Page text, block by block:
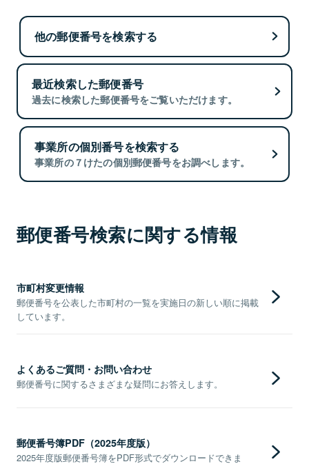
他の郵便番号を検索する
最近検索した郵便番号
過去に検索した郵便番号をご覧いただけます。
事業所の個別番号を検索する
事業所の７けたの個別郵便番号をお調べします。
郵便番号検索に関する情報
市町村変更情報
郵便番号を公表した市町村の一覧を実施日の新しい順に掲載
しています。
よくあるご質問・お問い合わせ
郵便番号に関するさまざまな疑問にお答えします。
郵便番号簿PDF（2025年度版）
2025年度版郵便番号簿をPDF形式でダウンロードできま